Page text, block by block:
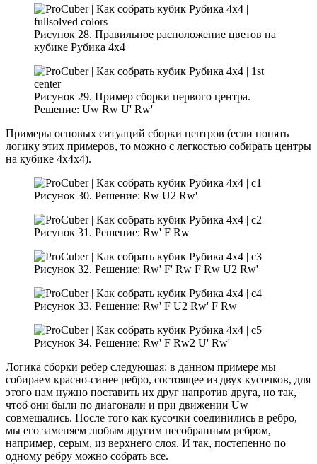
Рисунок 28. Правильное расположение цветов на
кубике Рубика 4х4
Рисунок 29. Пример сборки первого центра.
Решение: Uw Rw U' Rw'
Примеры основых ситуаций сборки центров (если понять
логику этих примеров, то можно с легкостью собирать центры
на кубике 4х4х4).
Рисунок 30. Решение: Rw U2 Rw'
Рисунок 31. Решение: Rw' F Rw
Рисунок 32. Решение: Rw' F' Rw F Rw U2 Rw'
Рисунок 33. Решение: Rw' F U2 Rw' F Rw
Рисунок 34. Решение: Rw' F Rw2 U' Rw'
Логика сборки ребер следующая: в данном примере мы
собираем красно-синее ребро, состоящее из двух кусочков, для
этого нам нужно поставить их друг напротив друга, но так,
чтоб они были по диагонали и при движении Uw
совмещались. После того как кусочки соединились в ребро,
мы его заменяем любым другим несобранным ребром,
например, серым, из верхнего слоя. И так, постепенно по
одному ребру можно собрать все.